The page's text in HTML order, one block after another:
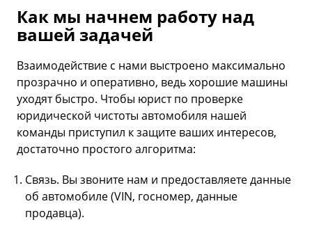
Как мы начнем работу над
вашей задачей
Взаимодействие с нами выстроено максимально
прозрачно и оперативно, ведь хорошие машины
уходят быстро. Чтобы юрист по проверке
юридической чистоты автомобиля нашей
команды приступил к защите ваших интересов,
достаточно простого алгоритма:
Связь. Вы звоните нам и предоставляете данные
об автомобиле (VIN, госномер, данные
продавца).